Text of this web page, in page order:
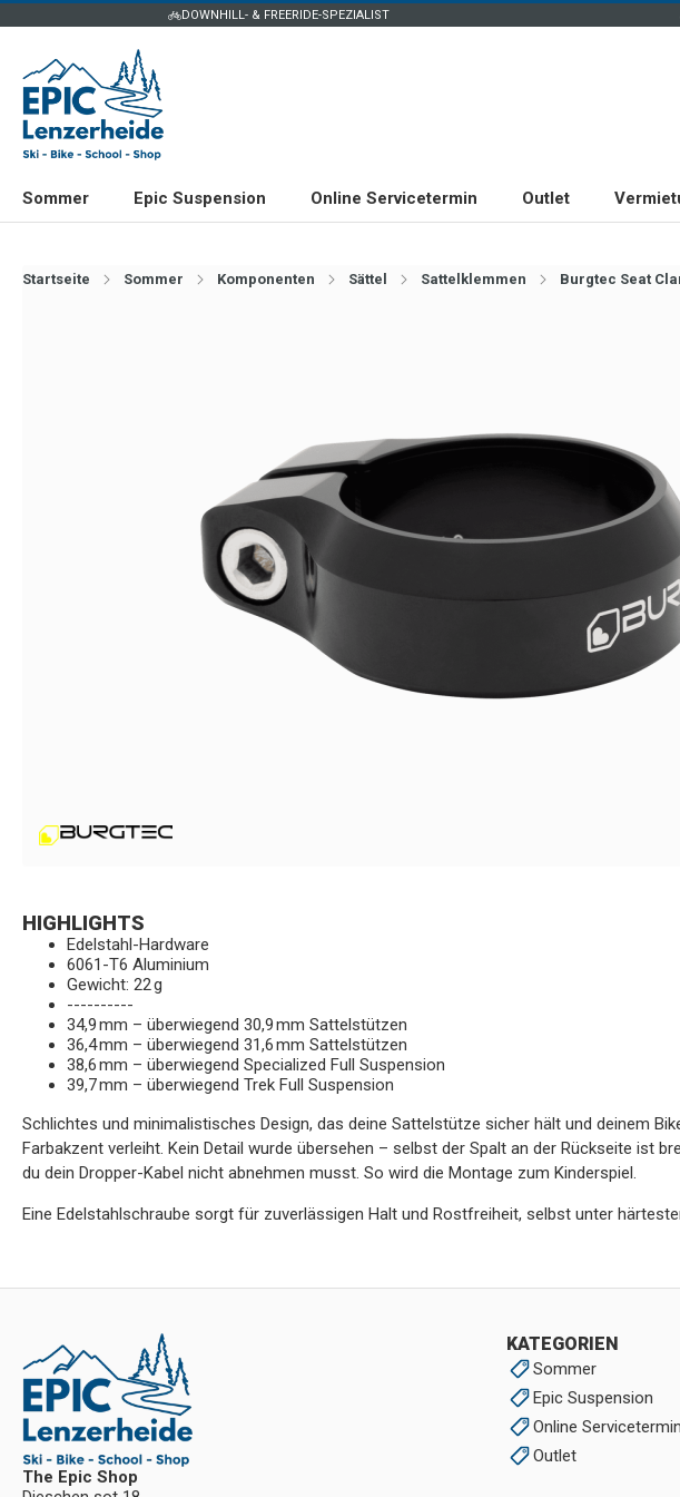
DOWNHILL- & FREERIDE-SPEZIALIST
Sommer Epic Suspension Online Servicetermin Outlet
Startseite Sommer Komponenten Sättel Sattelklemmen Burgtec Seat
HIGHLIGHTS
Edelstahl-Hardware
6061-T6 Aluminium
Gewicht: 22 g
----------
34,9 mm – überwiegend 30,9 mm Sattelstützen
36,4 mm – überwiegend 31,6 mm Sattelstützen
38,6 mm – überwiegend Specialized Full Suspension
39,7 mm – überwiegend Trek Full Suspension
Schlichtes und minimalistisches Design, das deine Sattelstütze sicher hält und deinem
Farbakzent verleiht. Kein Detail wurde übersehen – selbst der Spalt an der Rückseite ist
du dein Dropper-Kabel nicht abnehmen musst. So wird die Montage zum Kinderspiel.
Eine Edelstahlschraube sorgt für zuverlässigen Halt und Rostfreiheit, selbst unter
The Epic Shop
KATEGORIEN
Sommer
Epic Suspension
Online Servicetermin
Outlet